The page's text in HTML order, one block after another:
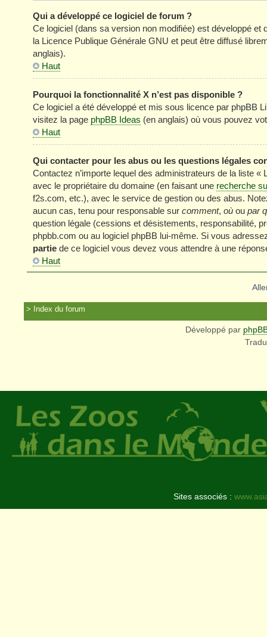
Qui a développé ce logiciel de forum ?
Ce logiciel (dans sa version non modifiée) est développé et
la Licence Publique Générale GNU et peut être diffusé
anglais).
Haut
Pourquoi la fonctionnalité X n’est pas disponible ?
Ce logiciel a été développé et mis sous licence par phpBB
visitez la page phpBB Ideas (en anglais) où vous pouvez
Haut
Qui contacter pour les abus ou les questions légales
Contactez n’importe lequel des administrateurs de la liste
avec le propriétaire du domaine (en faisant une recherche
f2s.com, etc.), avec le service de gestion ou des abus.
aucun cas, tenu pour responsable sur comment, où ou par
question légale (cessions et désistements, responsabilité,
phpbb.com ou au logiciel phpBB lui-même. Si vous
partie de ce logiciel vous devez vous attendre à une
Haut
Index du forum
Développé par
Sites associés :